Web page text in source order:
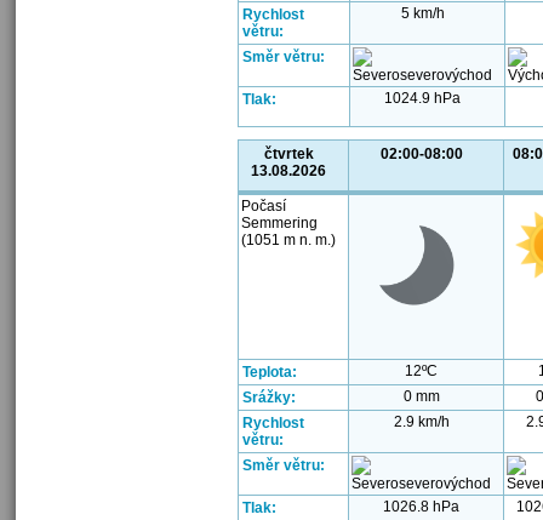
Rychlost
větru:
5 km/h
Směr větru:
Tlak: 1024.9 hPa
čtvrtek
13.08.2026
02:00-08:00
Počasí
Semmering
(1051 m n. m.)
Teplota: 12ºC
Srážky:
0 mm
Rychlost
větru:
2.9 km/h
Směr větru:
Tlak: 1026.8 hPa